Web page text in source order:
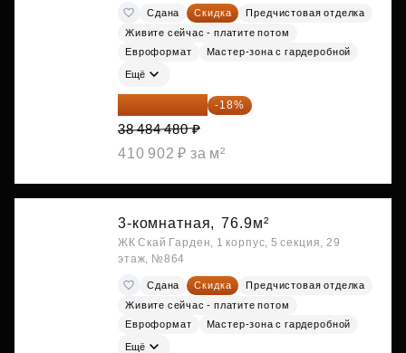
Сдана Скидка
Предчистовая отделка
Живите сейчас - платите потом
Евроформат
Мастер-зона с гардеробной
Ещё
31 557 274 ₽ -18%
38 484 480 ₽
410 902 ₽ за м²
3-комнатная, 76.9м²
ЖК Скай Гарден, 1 корпус, 5 секция, 29
этаж, №864
Сдана Скидка
Предчистовая отделка
Живите сейчас - платите потом
Евроформат
Мастер-зона с гардеробной
Ещё